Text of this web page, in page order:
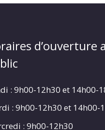
d’ouverture
: 9h00-12h30 et 14h00-
: 9h00-12h30 et 14h00-
: 9h00-12h30